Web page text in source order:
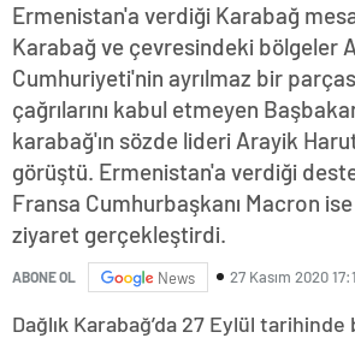
Ermenistan'a verdiği Karabağ
Karabağ ve çevresindeki bölgeler
Cumhuriyeti'nin ayrılmaz bir
çağrılarını kabul etmeyen
karabağ'ın sözde lideri Arayik
görüştü. Ermenistan'a verdiği
Fransa Cumhurbaşkanı Macron
ziyaret gerçekleştirdi.
ABONE OL News 27 Kasım 2020
Dağlık Karabağ’da 27 Eylül